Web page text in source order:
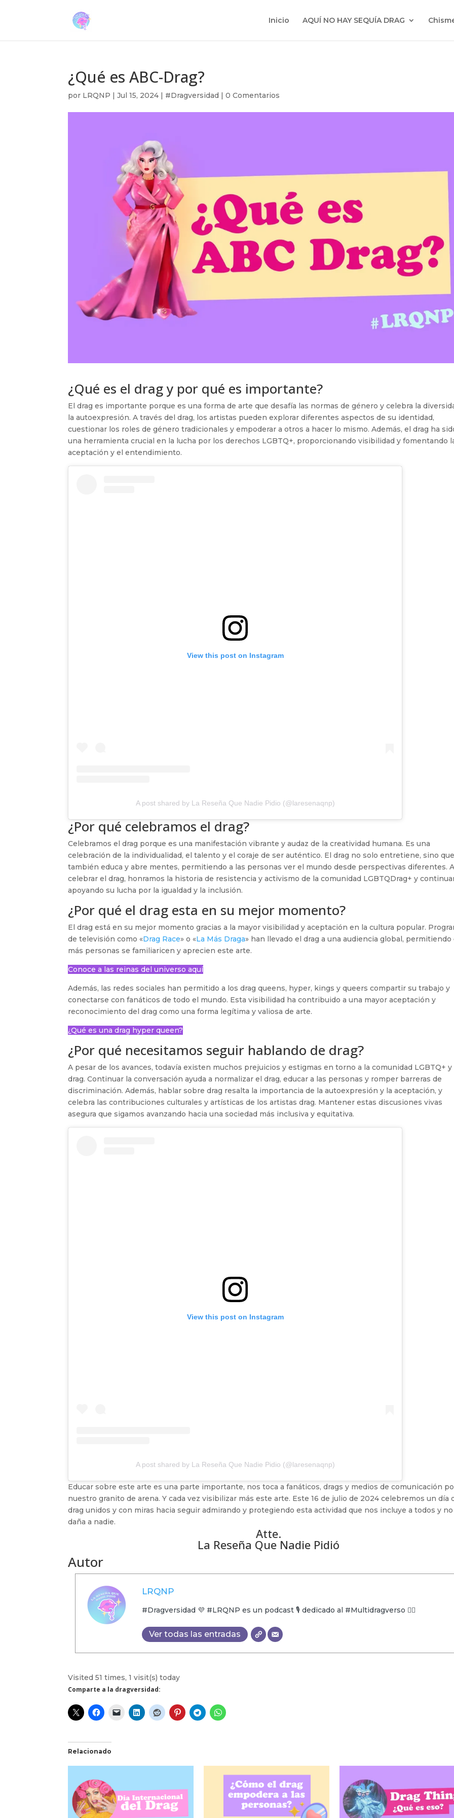
Inicio AQUÍ NO HAY SEQUÍA DRAG
¿Qué es ABC-Drag?
por LRQNP |Jul 15, 2024 | #Dragversidad |0 Comentarios
¿Qué es el drag y por qué es importante?
El drag es importante porque es una forma de arte que desafía las normas de género y celebra la
la autoexpresión. A través del drag, los artistas pueden explorar diferentes aspectos de su identidad,
cuestionar los roles de género tradicionales y empoderar a otros a hacer lo mismo. Además, el drag ha
una herramienta crucial en la lucha por los derechos LGBTQ+, proporcionando visibilidad y fomentando
aceptación y el entendimiento.
View this post on Instagram
A post shared by La Reseña Que Nadie Pidio (@laresenaqnp)
¿Por qué celebramos el drag?
Celebramos el drag porque es una manifestación vibrante y audaz de la creatividad humana. Es una
celebración de la individualidad, el talento y el coraje de ser auténtico. El drag no solo entretiene, sino que
también educa y abre mentes, permitiendo a las personas ver el mundo desde perspectivas diferentes.
celebrar el drag, honramos la historia de resistencia y activismo de la comunidad LGBTQDrag+ y
apoyando su lucha por la igualdad y la inclusión.
¿Por qué el drag esta en su mejor momento?
El drag está en su mejor momento gracias a la mayor visibilidad y aceptación en la cultura popular.
de televisión como «Drag Race» o «La Más Draga» han llevado el drag a una audiencia global, permitiendo
más personas se familiaricen y aprecien este arte.
Conoce a las reinas del universo aquí
Además, las redes sociales han permitido a los drag queens, hyper, kings y queers compartir su trabajo y
conectarse con fanáticos de todo el mundo. Esta visibilidad ha contribuido a una mayor aceptación y
reconocimiento del drag como una forma legítima y valiosa de arte.
¿Qué es una drag hyper queen?
¿Por qué necesitamos seguir hablando de drag?
A pesar de los avances, todavía existen muchos prejuicios y estigmas en torno a la comunidad LGBTQ+ y
drag. Continuar la conversación ayuda a normalizar el drag, educar a las personas y romper barreras de
discriminación. Además, hablar sobre drag resalta la importancia de la autoexpresión y la aceptación, y
celebra las contribuciones culturales y artísticas de los artistas drag. Mantener estas discusiones vivas
asegura que sigamos avanzando hacia una sociedad más inclusiva y equitativa.
View this post on Instagram
A post shared by La Reseña Que Nadie Pidio (@laresenaqnp)
Educar sobre este arte es una parte importante, nos toca a fanáticos, drags y medios de comunicación
nuestro granito de arena. Y cada vez visibilizar más este arte. Este 16 de julio de 2024 celebremos un día
drag unidos y con miras hacia seguir admirando y protegiendo esta actividad que nos incluye a todos y no
daña a nadie.
Atte.
La Reseña Que Nadie Pidió
Autor
LRQNP
#Dragversidad 💜 #LRQNP es un podcast 🎙 dedicado al #Multidragverso 🏳️‍🌈
Ver todas las entradas
Visited 51 times, 1 visit(s) today
Comparte a la dragversidad:
Relacionado